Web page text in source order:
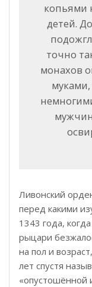
копьями
детей.
точно
монахов
муками,
Ливонский
перед какими
1343 года,
рыцари
на пол и
лет спустя